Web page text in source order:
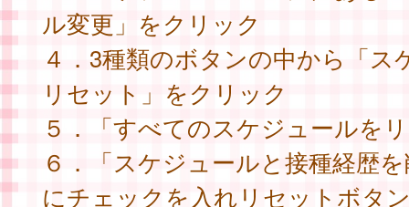
ル変更」をクリック
４．3種類のボタンの中から「ス
リセット」をクリック
５．「すべてのスケジュールを
６．「スケジュールと接種経歴
にチェックを入れリセットボタ